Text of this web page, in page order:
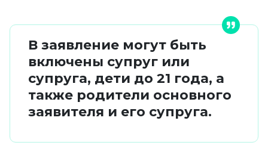
В заявление могут быть
включены супруг или
супруга, дети до 21 года, а
также родители основного
заявителя и его супруга.